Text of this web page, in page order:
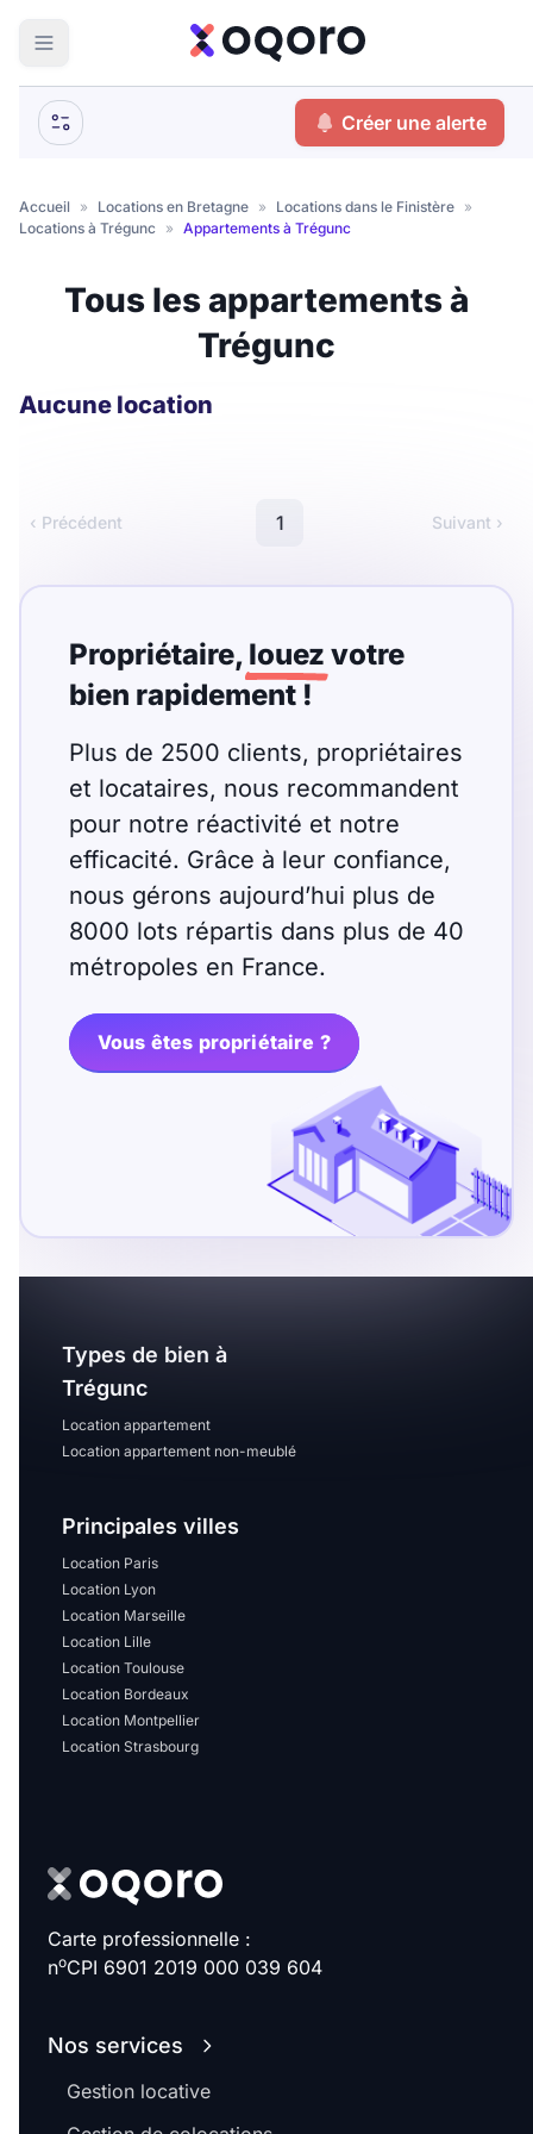
Votre
Que recherchez-vous ?
Logement entier
Coliving
Résidence étudiante
€
Nombre de pièces
Studio T1 T1 bis
T3 T4 T5
T7 T8 T9
T11 T12
T14 T15
Nombre de chambres
disponibles
Espaces additionnels
Sélectionner...
Équipements des parties
communes
Disponible à partir du
Promotions
Mettre en avant les
recherche
Créer une alerte
Accueil » Locations en Bretagne » Locations dans le Finistère »
Locations à Trégunc » Appartements à Trégunc
Tous les appartements à
Trégunc
Aucune location
‹ Précédent 1 Suivant ›
Propriétaire, louez votre
bien rapidement !
Plus de 2500 clients, propriétaires
et locataires, nous recommandent
pour notre réactivité et notre
efficacité. Grâce à leur confiance,
nous gérons aujourd’hui plus de
8000 lots répartis dans plus de 40
métropoles en France.
Vous êtes propriétaire ?
Types de bien à
Trégunc
Location appartement
Location appartement non-meublé
Principales villes
Location Paris
Location Lyon
Location Marseille
Location Lille
Location Toulouse
Location Bordeaux
Location Montpellier
Location Strasbourg
Carte professionnelle :
noCPI 6901 2019 000 039 604
Nos services
Gestion locative